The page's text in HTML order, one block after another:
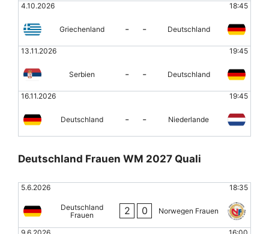
4.10.2026 18:45
Griechenland - - Deutschland
13.11.2026 19:45
Serbien - - Deutschland
16.11.2026 19:45
Deutschland - - Niederlande
Deutschland Frauen WM 2027 Quali
5.6.2026 18:35
Deutschland
Frauen
2 0 Norwegen Frauen